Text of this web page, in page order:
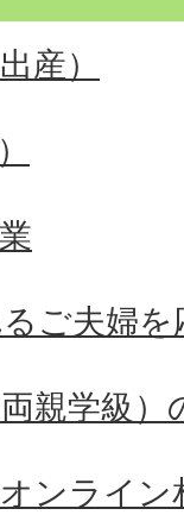
産）
ご夫婦
親学級）
ンライン